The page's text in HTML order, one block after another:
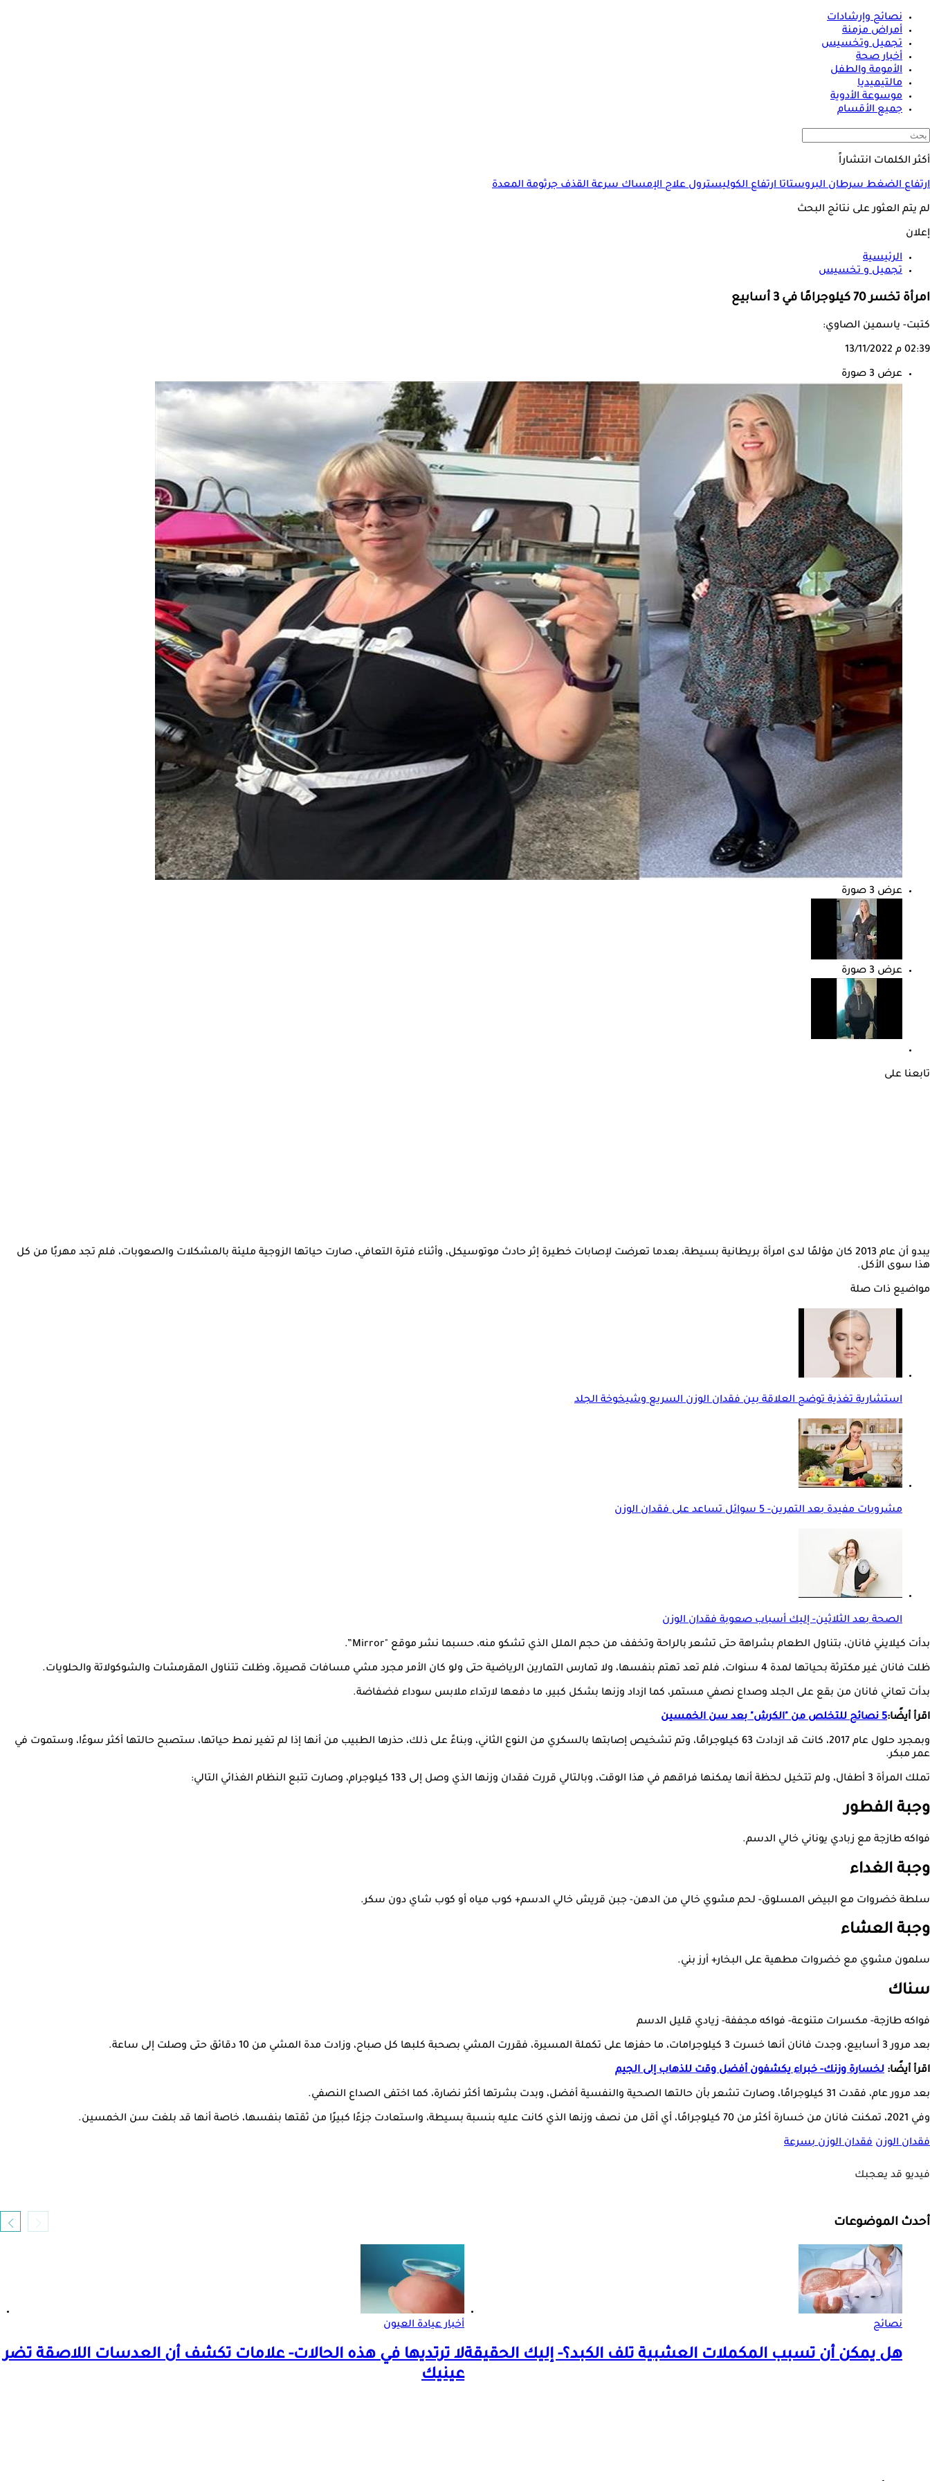
نصائح وإرشادات
أمراض مزمنة
تجميل وتخسيس
أخبار صحة
الأمومة والطفل
مالتيميديا
موسوعة الأدوية
جميع الأقسام
أكثر الكلمات انتشاراً
ارتفاع الضغطسرطان البروستاتاارتفاع الكوليسترولعلاج الإمساكسرعة القذفجرثومة المعدة
لم يتم العثور على نتائج البحث
إعلان
الرئيسية
تجميل و تخسيس
امرأة تخسر 70 كيلوجرامًا في 3 أسابيع
كتبت- ياسمين الصاوي:
02:39 م 13/11/2022
عرض 3 صورة
عرض 3 صورة
عرض 3 صورة
تابعنا على
يبدو أن عام 2013 كان مؤلمًا لدى امرأة بريطانية بسيطة، بعدما تعرضت لإصابات خطيرة إثر حادث موتوسيكل، وأثناء فترة التعافي، صارت حياتها الزوجية مليئة بالمشكلات والصعوبات، فلم تجد مهربًا من كل
هذا سوى الأكل.
مواضيع ذات صلة
استشارية تغذية توضح العلاقة بين فقدان الوزن السريع وشيخوخة الجلد
مشروبات مفيدة بعد التمرين- 5 سوائل تساعد على فقدان الوزن
الصحة بعد الثلاثين- إليك أسباب صعوبة فقدان الوزن
بدأت كيلايني فانان، بتناول الطعام بشراهة حتى تشعر بالراحة وتخفف من حجم الملل الذي تشكو منه، حسبما نشر موقع "Mirror”.
ظلت فانان غير مكترثة بحياتها لمدة 4 سنوات، فلم تعد تهتم بنفسها، ولا تمارس التمارين الرياضية حتى ولو كان الأمر مجرد مشي مسافات قصيرة، وظلت تتناول المقرمشات والشوكولاتة والحلويات.
بدأت تعاني فانان من بقع على الجلد وصداع نصفي مستمر، كما ازداد وزنها بشكل كبير، ما دفعها لارتداء ملابس سوداء فضفاضة.
اقرأ أيضًا:5 نصائح للتخلص من "الكرش" بعد سن الخمسين
وبمجرد حلول عام 2017، كانت قد ازدادت 63 كيلوجرامًا، وتم تشخيص إصابتها بالسكري من النوع الثاني، وبناءً على ذلك، حذرها الطبيب من أنها إذا لم تغير نمط حياتها، ستصبح حالتها أكثر سوءًا، وستموت في
عمر مبكر.
تملك المرأة 3 أطفال، ولم تتخيل لحظة أنها يمكنها فراقهم في هذا الوقت، وبالتالي قررت فقدان وزنها الذي وصل إلى 133 كيلوجرام، وصارت تتبع النظام الغذائي التالي:
وجبة الفطور
فواكه طازجة مع زبادي يوناني خالي الدسم.
وجبة الغداء
سلطة خضروات مع البيض المسلوق- لحم مشوي خالي من الدهن- جبن قريش خالي الدسم+ كوب مياه أو كوب شاي دون سكر.
وجبة العشاء
سلمون مشوي مع خضروات مطهية على البخار+ أرز بني.
سناك
فواكه طازجة- مكسرات متنوعة- فواكه مجففة- زيادي قليل الدسم
بعد مرور 3 أسابيع، وجدت فانان أنها خسرت 3 كيلوجرامات، ما حفزها على تكملة المسيرة، فقررت المشي بصحبة كلبها كل صباح، وزادت مدة المشي من 10 دقائق حتى وصلت إلى ساعة.
اقرأ أيضًا: لخسارة وزنك- خبراء يكشفون أفضل وقت للذهاب إلى الجيم
بعد مرور عام، فقدت 31 كيلوجرامًا، وصارت تشعر بأن حالتها الصحية والنفسية أفضل، وبدت بشرتها أكثر نضارة، كما اختفى الصداع النصفي.
وفي 2021، تمكنت فانان من خسارة أكثر من 70 كيلوجرامًا، أي أقل من نصف وزنها الذي كانت عليه بنسبة بسيطة، واستعادت جزءًا كبيرًا من ثقتها بنفسها، خاصة أنها قد بلغت سن الخمسين.
فقدان الوزن فقدان الوزن بسرعة
فيديو قد يعجبك
أحدث الموضوعات
نصائح
هل يمكن أن تسبب المكملات العشبية تلف الكبد؟- إليك الحقيقة
أخبار عيادة العيون
لا ترتديها في هذه الحالات- علامات تكشف أن العدسات اللاصقة تضر
عينيك